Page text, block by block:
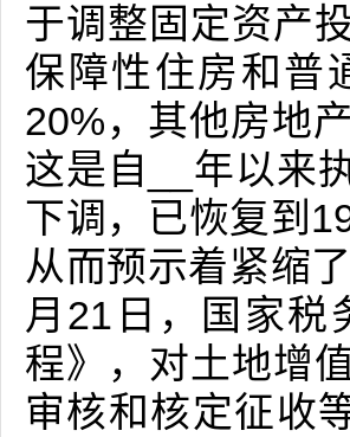
于调整固定资产
保障性住房和普
20%，其他房地
这是自__年以来
下调，已恢复到
从而预示着紧缩
月21日，国家税
程》，对土地增
审核和核定征收